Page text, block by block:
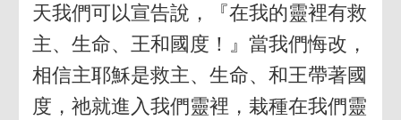
天我們可以宣告說，『在我的靈裡有救
主、生命、王和國度！』當我們悔改，
相信主耶穌是救主、生命、和王帶著國
度，祂就進入我們靈裡，栽種在我們靈